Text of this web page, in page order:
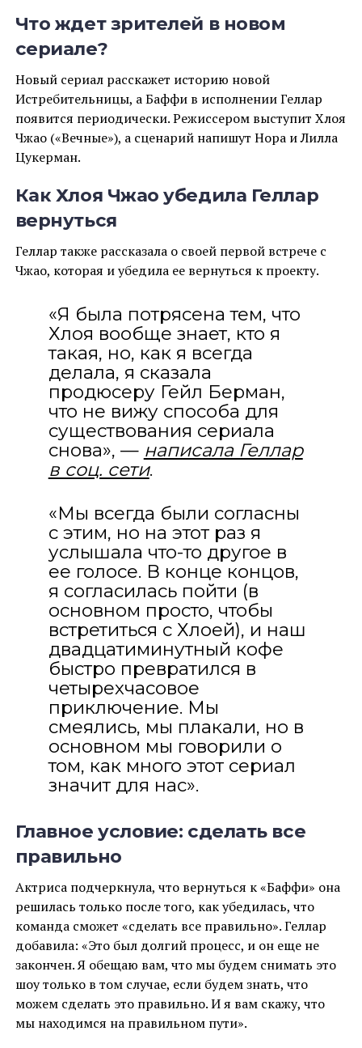
Что ждет зрителей в новом
сериале?
Новый сериал расскажет историю новой
Истребительницы, а Баффи в исполнении Геллар
появится периодически. Режиссером выступит Хлоя
Чжао («Вечные»), а сценарий напишут Нора и Лилла
Цукерман.
Как Хлоя Чжао убедила Геллар
вернуться
Геллар также рассказала о своей первой встрече с
Чжао, которая и убедила ее вернуться к проекту.
«Я была потрясена тем, что
Хлоя вообще знает, кто я
такая, но, как я всегда
делала, я сказала
продюсеру Гейл Берман,
что не вижу способа для
существования сериала
снова», — написала Геллар
в соц. сети.
«Мы всегда были согласны
с этим, но на этот раз я
услышала что-то другое в
ее голосе. В конце концов,
я согласилась пойти (в
основном просто, чтобы
встретиться с Хлоей), и наш
двадцатиминутный кофе
быстро превратился в
четырехчасовое
приключение. Мы
смеялись, мы плакали, но в
основном мы говорили о
том, как много этот сериал
значит для нас».
Главное условие: сделать все
правильно
Актриса подчеркнула, что вернуться к «Баффи» она
решилась только после того, как убедилась, что
команда сможет «сделать все правильно». Геллар
добавила: «Это был долгий процесс, и он еще не
закончен. Я обещаю вам, что мы будем снимать это
шоу только в том случае, если будем знать, что
можем сделать это правильно. И я вам скажу, что
мы находимся на правильном пути».